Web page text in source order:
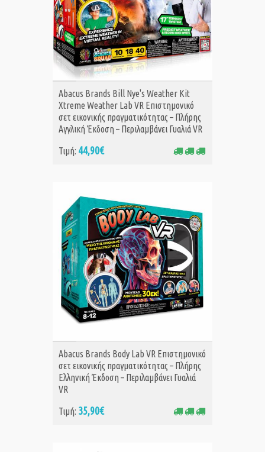
ΑΓΟΡΑ
Abacus Brands Bill Nye's Weather Kit
Xtreme Weather Lab VR Επιστημονικό
σετ εικονικής πραγματικότητας – Πλήρης
Αγγλική Έκδοση – Περιλαμβάνει Γυαλιά VR
Τιμή: 44,90€
ΑΓΟΡΑ
Abacus Brands Body Lab VR Επιστημονικό
σετ εικονικής πραγματικότητας – Πλήρης
Ελληνική Έκδοση – Περιλαμβάνει Γυαλιά
VR
Τιμή: 35,90€